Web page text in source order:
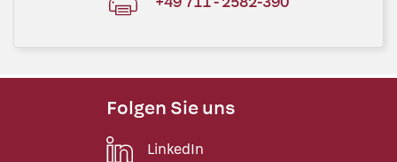
Folgen Sie uns
LinkedIn